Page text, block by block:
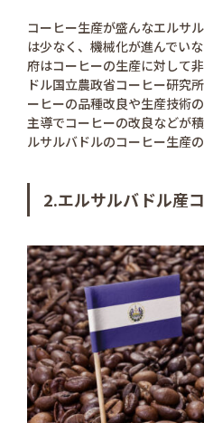
コーヒー生産が盛んなエルサ
は少なく、機械化が進んでい
府はコーヒーの生産に対して
ドル国立農政省コーヒー研究
ーヒーの品種改良や生産技術
主導でコーヒーの改良などが
ルサルバドルのコーヒー生産
2.エルサルバドル産